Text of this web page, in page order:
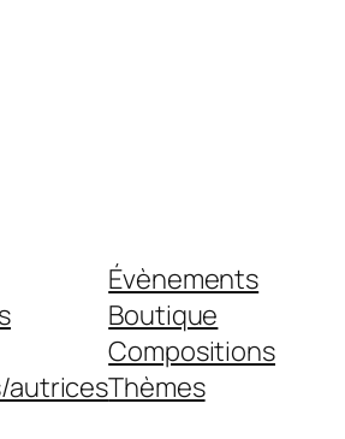
autrices
Évènements
Boutique
Compositions
Thèmes